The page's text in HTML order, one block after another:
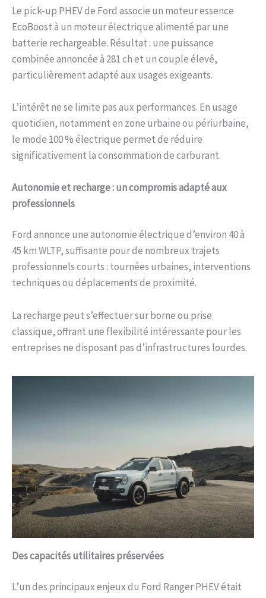
Le pick-up PHEV de Ford associe un moteur essence
EcoBoost à un moteur électrique alimenté par une
batterie rechargeable. Résultat : une puissance
combinée annoncée à 281 ch et un couple élevé,
particulièrement adapté aux usages exigeants.
L’intérêt ne se limite pas aux performances. En usage
quotidien, notamment en zone urbaine ou périurbaine,
le mode 100 % électrique permet de réduire
significativement la consommation de carburant.
Autonomie et recharge : un compromis adapté aux
professionnels
Ford annonce une autonomie électrique d’environ 40 à
45 km WLTP, suffisante pour de nombreux trajets
professionnels courts : tournées urbaines, interventions
techniques ou déplacements de proximité.
La recharge peut s’effectuer sur borne ou prise
classique, offrant une flexibilité intéressante pour les
entreprises ne disposant pas d’infrastructures lourdes.
Des capacités utilitaires préservées
L’un des principaux enjeux du Ford Ranger PHEV était